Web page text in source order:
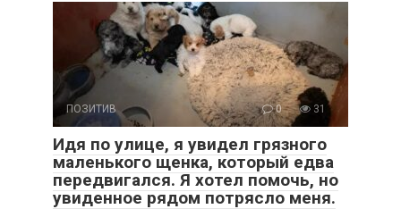
ПОЗИТИВ 0 31
Идя по улице, я увидел грязного
маленького щенка, который едва
передвигался. Я хотел помочь, но
увиденное рядом потрясло меня.